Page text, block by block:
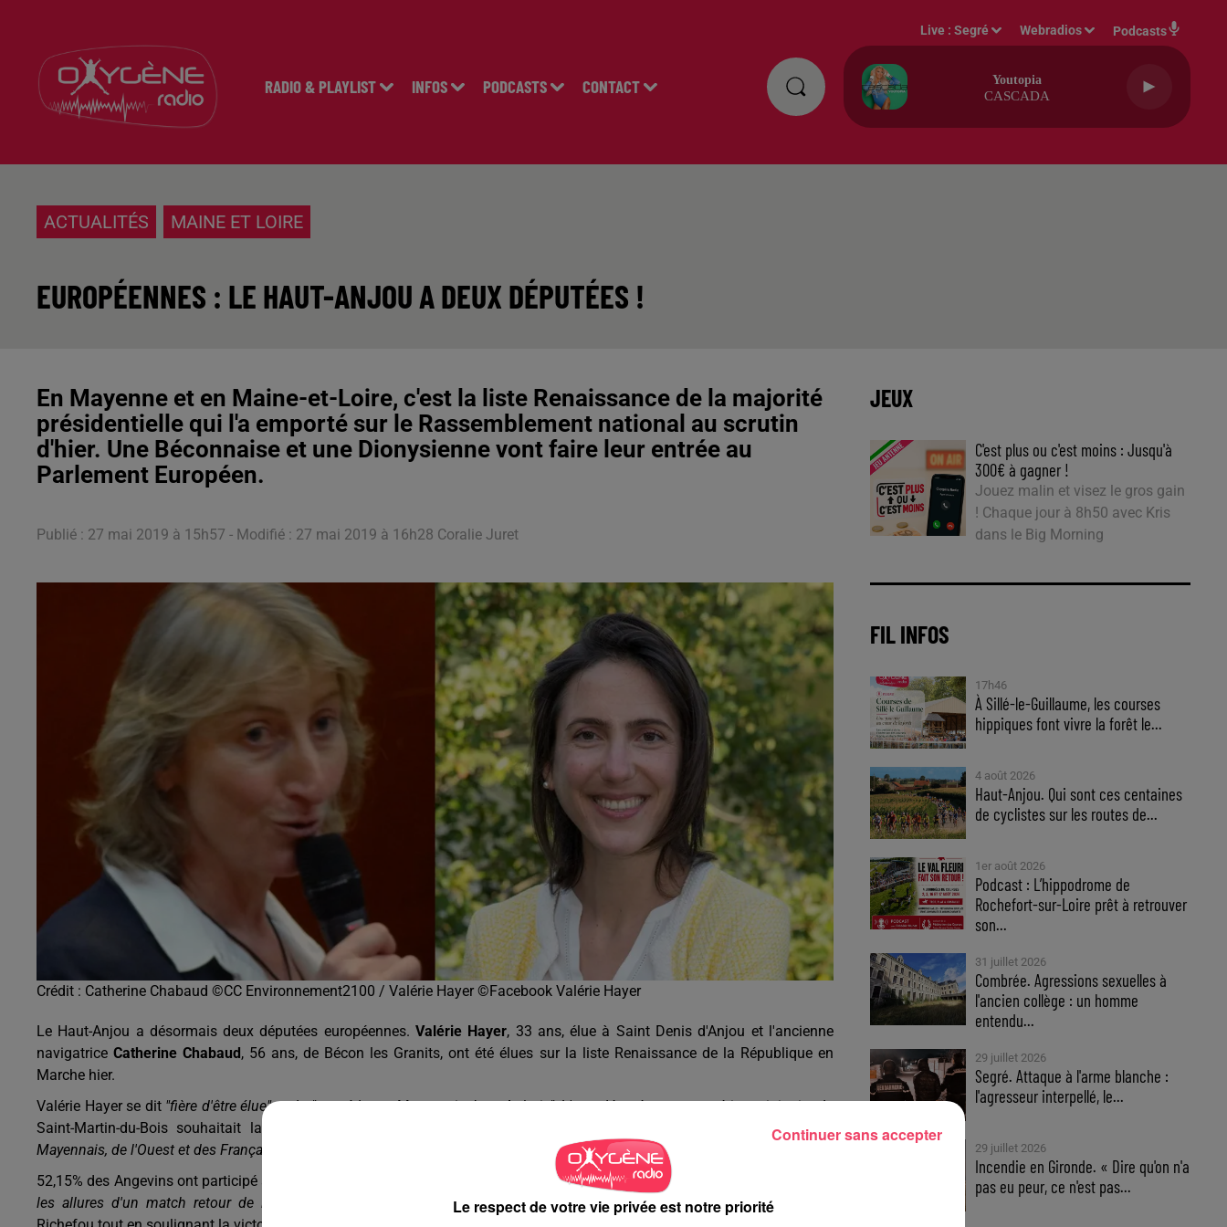
RADIO & PLAYLIST INFOS PODCASTS CONTACT
Live :Segré Webradios Podcasts
Youtopia
CASCADA
ACTUALITÉS MAINE ET LOIRE
EUROPÉENNES : LE HAUT-ANJOU A DEUX DÉPUTÉES !
En Mayenne et en Maine-et-Loire, c'est la liste Renaissance de la majorité
présidentielle qui l'a emporté sur le Rassemblement national au scrutin
d'hier. Une Béconnaise et une Dionysienne vont faire leur entrée au
Parlement Européen.
Publié : 27 mai 2019 à 15h57 - Modifié : 27 mai 2019 à 16h28 Coralie Juret
Crédit : Catherine Chabaud ©CC Environnement2100 / Valérie Hayer ©Facebook Valérie Hayer
Le Haut-Anjou a désormais deux députées européennes. Valérie Hayer, 33 ans, élue à Saint Denis d'Anjou et l'ancienne
navigatriceCatherine Chabaud , 56 ans, de Bécon les Granits, ont été élues sur la liste Renaissance de la République en
Marche hier.
Valérie Hayer se dit "fière d'être élue"et de"succéder au Mayennais Jean Arthuis". L'eurodéputé castrogontérien originaire de
Saint-Martin-du-Bois souhaitait laisser son fauteuil à la jeunesse. La Mayennaise entend aussi
"porter la voix des
Mayennais, de l'Ouest et des Français au Parlement européen".
52,15% des Angevins ont participé au scrutin hier, ainsi que 51,61% des électeurs mayennais."Un sursaut citoyen"
les allures d'un match retour de l'élection présidentielle"
regrette le président de la fédération UDI Mayennaise Olivier
JEUX
C'est plus ou c'est moins : Jusqu'à
300€ à gagner !
Jouez malin et visez le gros gain
! Chaque jour à 8h50 avec Kris
dans le Big Morning
FIL INFOS
17h46
À Sillé-le-Guillaume, les courses
hippiques font vivre la forêt le...
4 août 2026
Haut-Anjou. Qui sont ces centaines
de cyclistes sur les routes de...
1er août 2026
Podcast : L’hippodrome de
Rochefort-sur-Loire prêt à retrouver
son...
31 juillet 2026
Combrée. Agressions sexuelles à
l'ancien collège : un homme
entendu...
29 juillet 2026
Segré. Attaque à l'arme blanche :
l'agresseur interpellé, le...
29 juillet 2026
Incendie en Gironde. « Dire qu'on n'a
pas eu peur, ce n'est pas...
Le respect de votre vie privée est notre priorité
Continuer sans accepter